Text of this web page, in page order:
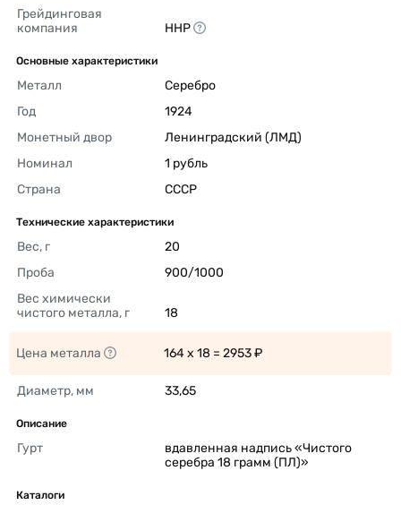
Грейдинговая
компания
ННР
Основные характеристики
Металл
Серебро
Год
1924
Монетный двор
Ленинградский (ЛМД)
Номинал
1 рубль
Страна
СССР
Технические характеристики
Вес, г
20
Проба
900/1000
Вес химически
чистого металла, г
18
Цена металла 164 x 18 = 2953 ₽
Диаметр, мм 33,65
Описание
Гурт
вдавленная надпись «Чистого
серебра 18 грамм (ПЛ)»
Каталоги